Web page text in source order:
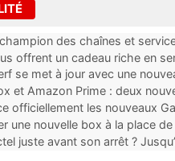
des chaînes et
offrent un cadeau riche en
se met à jour avec une
...
et Amazon Prime : deux
officiellement les nouveaux
cadeaux
une nouvelle box à la place
juste avant son arrêt ?